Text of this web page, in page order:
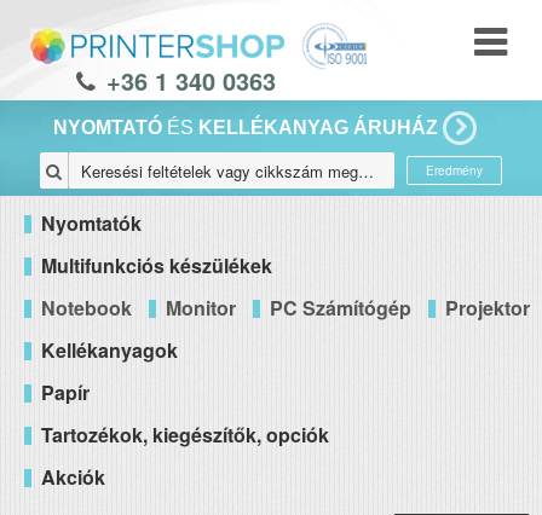
+36 1 340 0363
NYOMTATÓ ÉS KELLÉKANYAG ÁRUHÁZ
Eredmény
Nyomtatók
Multifunkciós készülékek
Notebook
Monitor PC Számítógép
Projektor
Kellékanyagok
Papír
Tartozékok, kiegészítők, opciók
Akciók